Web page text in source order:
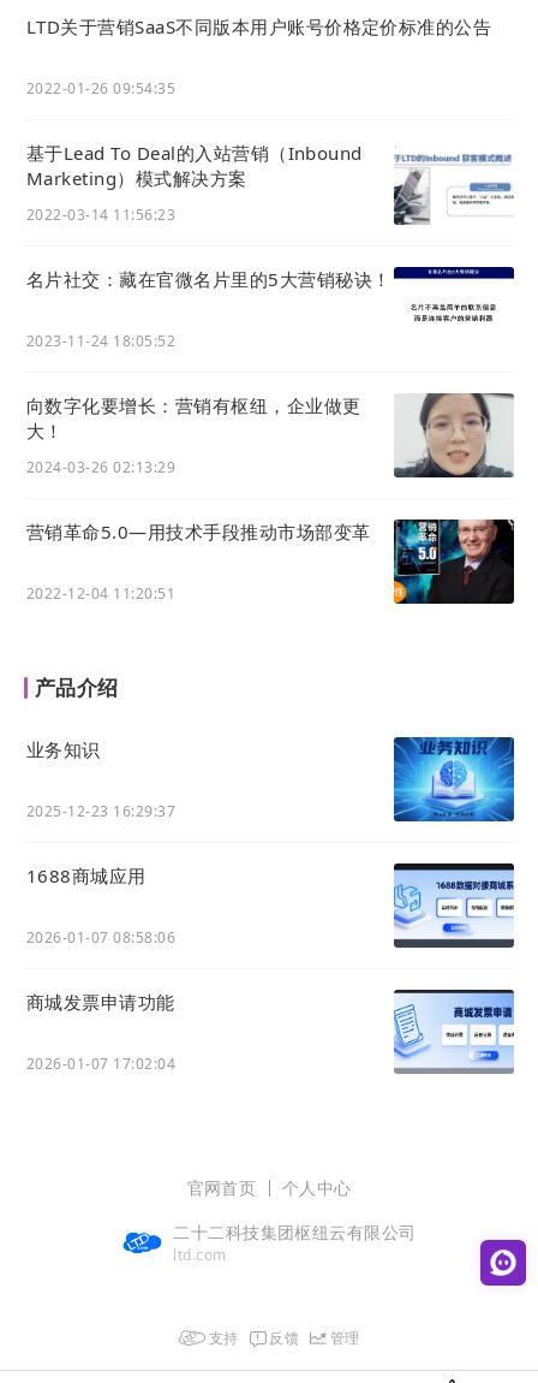
LTD关于营销SaaS不同版本用户账号价格定价标准的公告
2022-01-26 09:54:35
基于Lead To Deal的入站营销（Inbound
Marketing）模式解决方案
2022-03-14 11:56:23
名片社交：藏在官微名片里的5大营销秘诀！
2023-11-24 18:05:52
向数字化要增长：营销有枢纽，企业做更
大！
2024-03-26 02:13:29
营销革命5.0—用技术手段推动市场部变革
2022-12-04 11:20:51
产品介绍
业务知识
2025-12-23 16:29:37
1688商城应用
2026-01-07 08:58:06
商城发票申请功能
2026-01-07 17:02:04
官网首页
个人中心
二十二科技集团枢纽云有限公司
ltd.com
支持 反馈 管理